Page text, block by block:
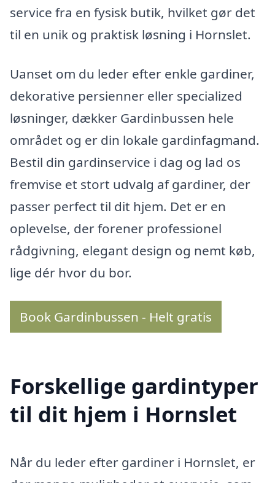
service fra en fysisk butik, hvilket gør det
til en unik og praktisk løsning i Hornslet.
Uanset om du leder efter enkle gardiner,
dekorative persienner eller specialized
løsninger, dækker Gardinbussen hele
området og er din lokale gardinfagmand.
Bestil din gardinservice i dag og lad os
fremvise et stort udvalg af gardiner, der
passer perfect til dit hjem. Det er en
oplevelse, der forener professionel
rådgivning, elegant design og nemt køb,
lige dér hvor du bor.
Book Gardinbussen - Helt gratis
Forskellige gardintyper
til dit hjem i Hornslet
Når du leder efter gardiner i Hornslet, er